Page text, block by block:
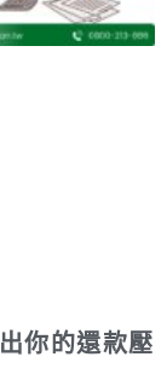
你的還款壓